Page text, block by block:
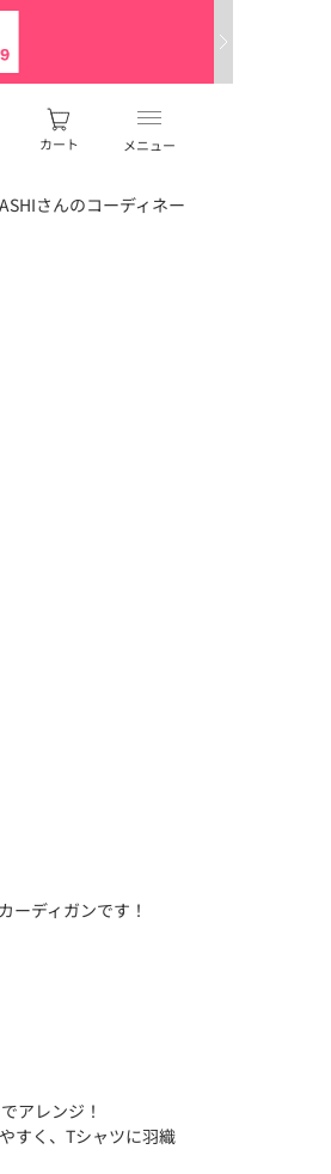
メニュー
カート
さんのコーディネー
ーディガンです！
アレンジ！
すく、Tシャツに羽織